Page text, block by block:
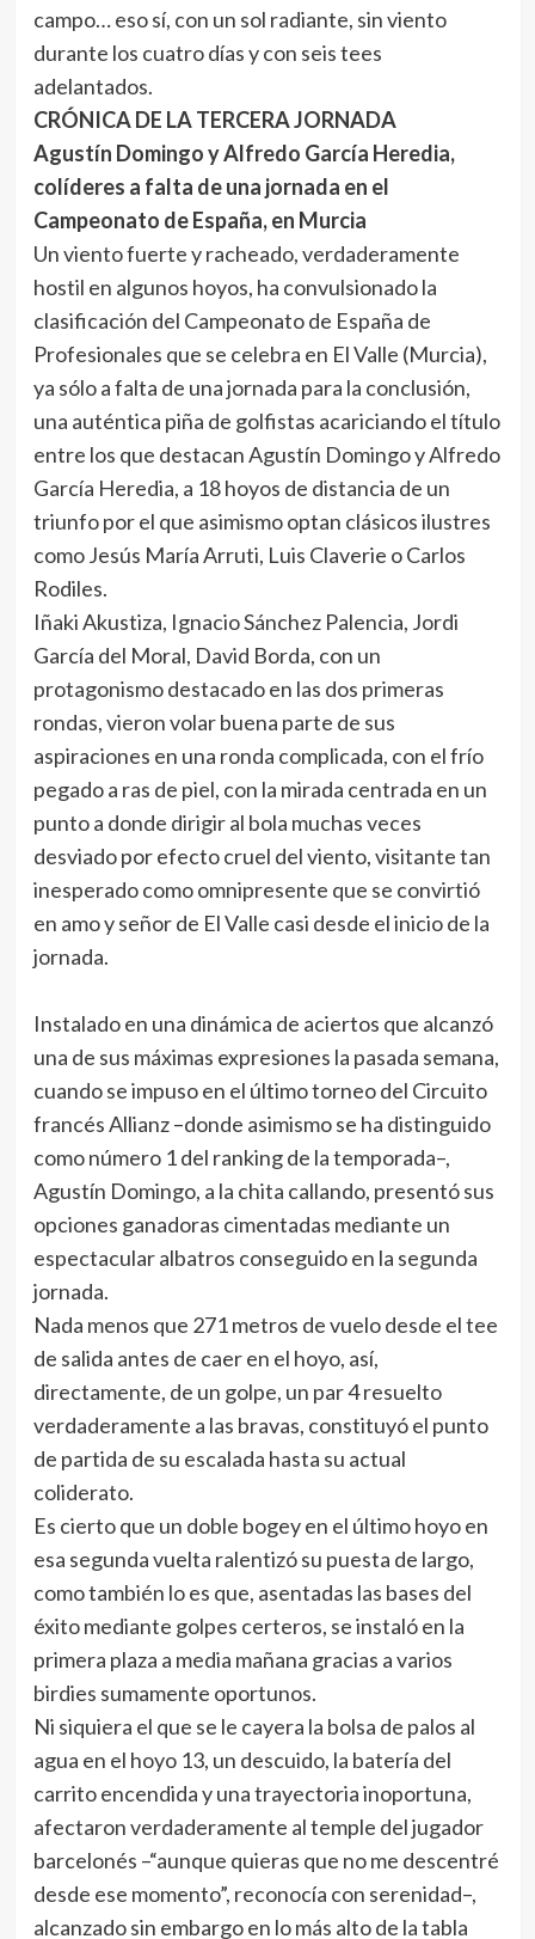
campo… eso sí, con un sol radiante, sin viento
durante los cuatro días y con seis tees
adelantados.
CRÓNICA DE LA TERCERA JORNADA
Agustín Domingo y Alfredo García Heredia,
colíderes a falta de una jornada en el
Campeonato de España, en Murcia
Un viento fuerte y racheado, verdaderamente
hostil en algunos hoyos, ha convulsionado la
clasificación del Campeonato de España de
Profesionales que se celebra en El Valle (Murcia),
ya sólo a falta de una jornada para la conclusión,
una auténtica piña de golfistas acariciando el título
entre los que destacan Agustín Domingo y Alfredo
García Heredia, a 18 hoyos de distancia de un
triunfo por el que asimismo optan clásicos ilustres
como Jesús María Arruti, Luis Claverie o Carlos
Rodiles.
Iñaki Akustiza, Ignacio Sánchez Palencia, Jordi
García del Moral, David Borda, con un
protagonismo destacado en las dos primeras
rondas, vieron volar buena parte de sus
aspiraciones en una ronda complicada, con el frío
pegado a ras de piel, con la mirada centrada en un
punto a donde dirigir al bola muchas veces
desviado por efecto cruel del viento, visitante tan
inesperado como omnipresente que se convirtió
en amo y señor de El Valle casi desde el inicio de la
jornada.
Instalado en una dinámica de aciertos que alcanzó
una de sus máximas expresiones la pasada semana,
cuando se impuso en el último torneo del Circuito
francés Allianz –donde asimismo se ha distinguido
como número 1 del ranking de la temporada–,
Agustín Domingo, a la chita callando, presentó sus
opciones ganadoras cimentadas mediante un
espectacular albatros conseguido en la segunda
jornada.
Nada menos que 271 metros de vuelo desde el tee
de salida antes de caer en el hoyo, así,
directamente, de un golpe, un par 4 resuelto
verdaderamente a las bravas, constituyó el punto
de partida de su escalada hasta su actual
coliderato.
Es cierto que un doble bogey en el último hoyo en
esa segunda vuelta ralentizó su puesta de largo,
como también lo es que, asentadas las bases del
éxito mediante golpes certeros, se instaló en la
primera plaza a media mañana gracias a varios
birdies sumamente oportunos.
Ni siquiera el que se le cayera la bolsa de palos al
agua en el hoyo 13, un descuido, la batería del
carrito encendida y una trayectoria inoportuna,
afectaron verdaderamente al temple del jugador
barcelonés –“aunque quieras que no me descentré
desde ese momento”, reconocía con serenidad–,
alcanzado sin embargo en lo más alto de la tabla